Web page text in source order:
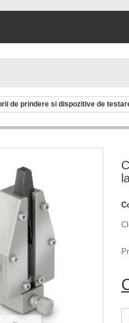
de prindere si dispozitive de